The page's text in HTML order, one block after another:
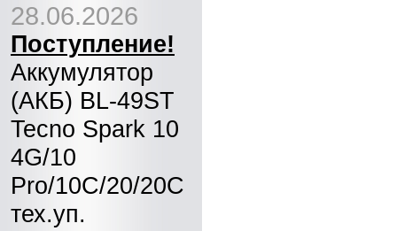
28.06.2026
Поступление!
Аккумулятор
(АКБ) BL-49ST
Tecno Spark 10
4G/10
Pro/10C/20/20C
тех.уп.